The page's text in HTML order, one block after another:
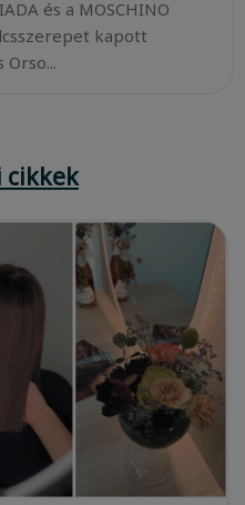
és a MOSCHINO
kapott
cikkek